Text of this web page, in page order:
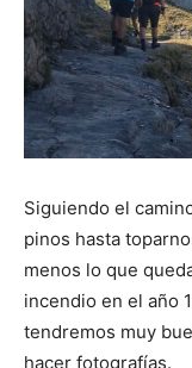
Siguiendo el
pinos hasta
menos lo que
incendio en el año
tendremos muy
hacer fotografías.